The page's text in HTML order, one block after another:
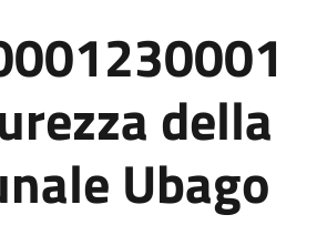
della
Ubago